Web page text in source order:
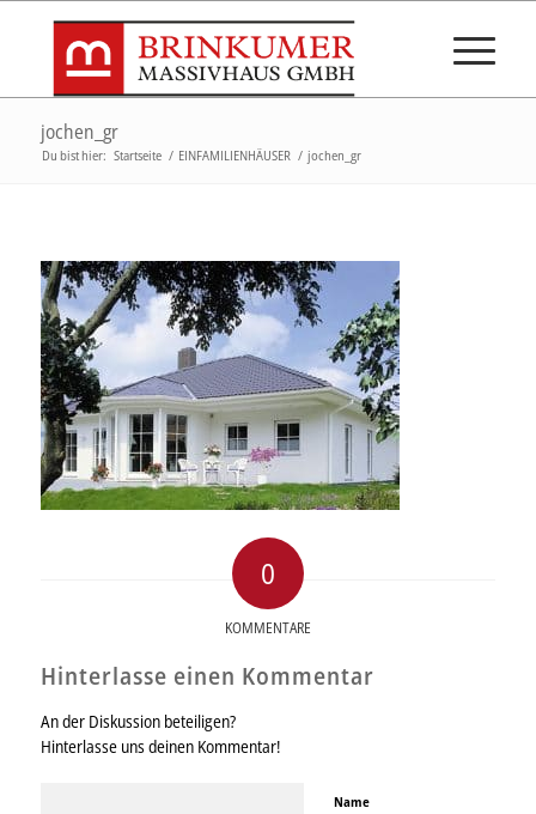
jochen_gr
Du bist hier: Startseite / EINFAMILIENHÄUSER / jochen_gr
0
KOMMENTARE
Hinterlasse einen Kommentar
An der Diskussion beteiligen?
Hinterlasse uns deinen Kommentar!
Name